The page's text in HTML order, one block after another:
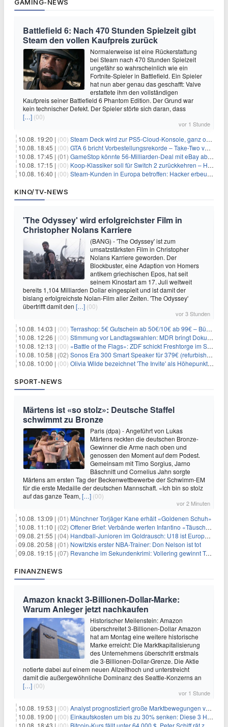
GAMING-NEWS
Battlefield 6: Nach 470 Stunden Spielzeit gibt
Steam den vollen Kaufpreis zurück
Normalerweise ist eine Rückerstattung
bei Steam nach 470 Stunden Spielzeit
ungefähr so wahrscheinlich wie ein
Fortnite-Spieler in Battlefield. Ein Spieler
hat nun aber genau das geschafft: Valve
erstattete ihm den vollständigen
Kaufpreis seiner Battlefield 6 Phantom Edition. Der Grund war
kein technischer Defekt. Der Spieler störte sich daran, dass
[…] (00)
vor 1 Stunde
10.08. 19:20 | (00) Steam Deck wird zur PS5-Cloud-Konsole, ganz ohne eigener PlayStation 5
10.08. 18:45 | (00) GTA 6 bricht Vorbestellungsrekorde – Take-Two verrät trotzdem keine Zahlen
10.08. 17:45 | (01) GameStop könnte 56-Milliarden-Deal mit eBay abblasen, doch Ryan Cohen gibt nicht auf
10.08. 17:15 | (00) Koop-Klassiker soll für Switch 2 zurückkehren – Händler nennt bereits einen Release-Termin
10.08. 16:40 | (00) Steam-Kunden in Europa betroffen: Hacker erbeuten Namen und Adressen bei Valve-Partner
KINO/TV-NEWS
'The Odyssey' wird erfolgreichster Film in
Christopher Nolans Karriere
(BANG) - 'The Odyssey' ist zum
umsatzstärksten Film in Christopher
Nolans Karriere geworden. Der
Blockbuster, eine Adaption von Homers
antikem griechischen Epos, hat seit
seinem Kinostart am 17. Juli weltweit
bereits 1,104 Milliarden Dollar eingespielt und ist damit der
bislang erfolgreichste Nolan-Film aller Zeiten. 'The Odyssey'
übertrifft damit den […] (00)
vor 3 Stunden
10.08. 14:03 | (00) Terrashop: 5€ Gutschein ab 50€/10€ ab 99€ – Bücher & Co ab 99 Cent
10.08. 12:26 | (00) Stimmung vor Landtagswahlen: MDR bringt Doku «Wut. Hüben wie drüben»
10.08. 12:13 | (00) «Battle of the Flags»: ZDF schickt Freshtorge im September On Air
10.08. 10:58 | (02) Sonos Era 300 Smart Speaker für 379€ (refurbished 309€) – Dolby Atmos, BT/WLAN, 3D-Audio, schwarz od. weiß
10.08. 10:00 | (00) Olivia Wilde bezeichnet 'The Invite' als Höhepunkt ihrer Karriere
SPORT-NEWS
Märtens ist «so stolz»: Deutsche Staffel
schwimmt zu Bronze
Paris (dpa) - Angeführt von Lukas
Märtens reckten die deutschen Bronze-
Gewinner die Arme nach oben und
genossen den Moment auf dem Podest.
Gemeinsam mit Timo Sorgius, Jarno
Bäschnitt und Cornelius Jahn sorgte
Märtens am ersten Tag der Beckenwettbewerbe der Schwimm-EM
für die erste Medaille der deutschen Mannschaft. «Ich bin so stolz
auf das ganze Team, […] (00)
vor 2 Minuten
10.08. 13:09 | (01) Münchner Torjäger Kane erhält «Goldenen Schuh»
10.08. 11:10 | (02) Offener Brief: Verbände werfen Infantino «Täuschung» vor
09.08. 21:55 | (04) Handball-Junioren im Goldrausch: U18 ist Europameister
09.08. 20:58 | (01) Nowitzkis erster NBA-Trainer: Don Nelson ist tot
09.08. 19:15 | (07) Revanche im Sekundenkrimi: Vollering gewinnt Tour
FINANZNEWS
Amazon knackt 3-Billionen-Dollar-Marke:
Warum Anleger jetzt nachkaufen
Historischer Meilenstein: Amazon
überschreitet 3-Billionen-Dollar Amazon
hat am Montag eine weitere historische
Marke erreicht: Die Marktkapitalisierung
des Unternehmens überschritt erstmals
die 3-Billionen-Dollar-Grenze. Die Aktie
notierte dabei auf einem neuen Allzeithoch und unterstreicht
damit die außergewöhnliche Dominanz des Seattle-Konzerns an
[…] (00)
vor 1 Stunde
10.08. 19:53 | (00) Analyst prognostiziert große Marktbewegungen vor Q4 in ruhigem Kryptomarkt
10.08. 19:00 | (00) Einkaufskosten um bis zu 30% senken: Diese 3 Hebel funktionieren wirklich
10.08. 18:43 | (00) Bitcoin-Kurs fällt unter 64.000 $, Peter Schiff rät zum Verkauf